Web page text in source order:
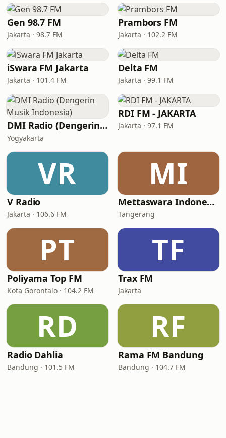
Gen 98.7 FM
Jakarta · 98.7 FM
Prambors FM
Jakarta · 102.2 FM
iSwara FM Jakarta
Jakarta · 101.4 FM
Delta FM
Jakarta · 99.1 FM
DMI Radio (Dengerin Musik Indonesia)
Yogyakarta
RDI FM - JAKARTA
Jakarta · 97.1 FM
VR
V Radio
Jakarta · 106.6 FM
MI
Mettaswara Indonesia
Tangerang
PT
Poliyama Top FM
Kota Gorontalo · 104.2 FM
TF
Trax FM
Jakarta
RD
Radio Dahlia
Bandung · 101.5 FM
RF
Rama FM Bandung
Bandung · 104.7 FM